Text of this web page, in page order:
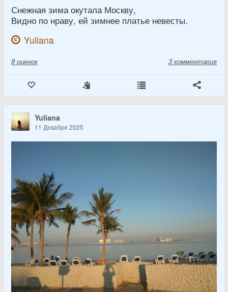
Снежная зима окутала Москву,
Видно по нраву, ей зимнее платье невесты.
Yuliana
8 оценок 3 комментария
Yuliana
11 Декабря 2025